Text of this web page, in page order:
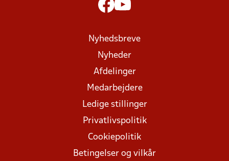
Nyhedsbreve
Nyheder
Afdelinger
Medarbejdere
Ledige stillinger
Privatlivspolitik
Cookiepolitik
Betingelser og vilkår